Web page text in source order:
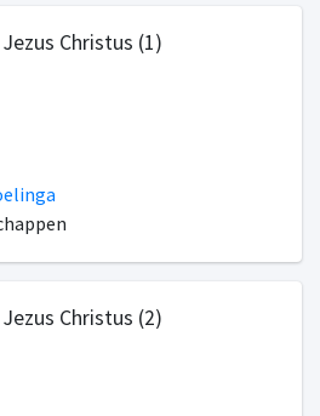
Christus (1)
Christus (2)